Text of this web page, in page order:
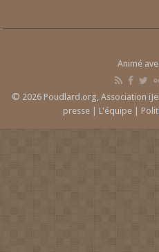
Animé
© 2026 Poudlard.org, Association
presse | L'équipe |